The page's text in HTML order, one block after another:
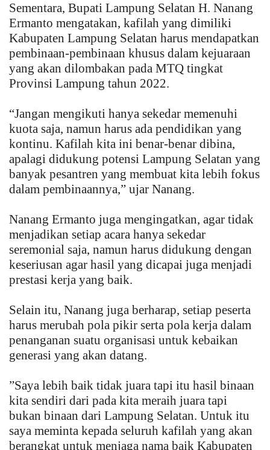
Sementara, Bupati Lampung Selatan H. Nanang
Ermanto mengatakan, kafilah yang dimiliki
Kabupaten Lampung Selatan harus mendapatkan
pembinaan-pembinaan khusus dalam kejuaraan
yang akan dilombakan pada MTQ tingkat
Provinsi Lampung tahun 2022.
“Jangan mengikuti hanya sekedar memenuhi
kuota saja, namun harus ada pendidikan yang
kontinu. Kafilah kita ini benar-benar dibina,
apalagi didukung potensi Lampung Selatan yang
banyak pesantren yang membuat kita lebih fokus
dalam pembinaannya,” ujar Nanang.
Nanang Ermanto juga mengingatkan, agar tidak
menjadikan setiap acara hanya sekedar
seremonial saja, namun harus didukung dengan
keseriusan agar hasil yang dicapai juga menjadi
prestasi kerja yang baik.
Selain itu, Nanang juga berharap, setiap peserta
harus merubah pola pikir serta pola kerja dalam
penanganan suatu organisasi untuk kebaikan
generasi yang akan datang.
”Saya lebih baik tidak juara tapi itu hasil binaan
kita sendiri dari pada kita meraih juara tapi
bukan binaan dari Lampung Selatan. Untuk itu
saya meminta kepada seluruh kafilah yang akan
berangkat untuk menjaga nama baik Kabupaten